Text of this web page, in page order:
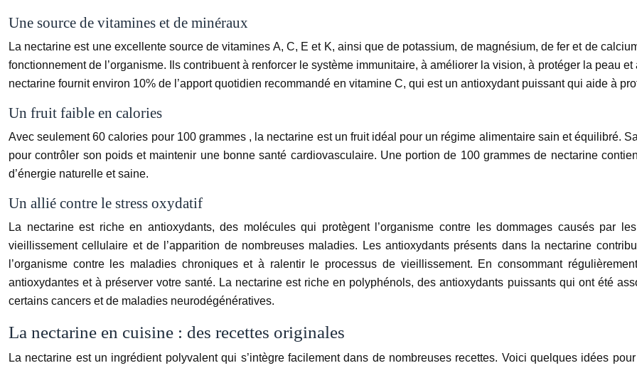
Une source de vitamines et de minéraux
La nectarine est une excellente source de vitamines A, C, E et K, ainsi que de potassium, de magnésium, de fer et de
fonctionnement de l’organisme. Ils contribuent à renforcer le système immunitaire, à améliorer la vision, à protéger la peau
nectarine fournit environ 10% de l’apport quotidien recommandé en vitamine C, qui est un antioxydant puissant qui aide à
Un fruit faible en calories
Avec seulement60 calories pour 100 grammes , la nectarine est un fruit idéal pour un régime alimentaire sain et équilibré.
pour contrôler son poids et maintenir une bonne santé cardiovasculaire. Une portion de 100 grammes de nectarine
d’énergie naturelle et saine.
Un allié contre le stress oxydatif
La nectarine est riche en antioxydants, des molécules qui protègent l’organisme contre les dommages causés par
vieillissement cellulaire et de l’apparition de nombreuses maladies. Les antioxydants présents dans la nectarine
l’organisme contre les maladies chroniques et à ralentir le processus de vieillissement. En consommant
antioxydantes et à préserver votre santé. La nectarine est riche en polyphénols, des antioxydants puissants qui ont été
certains cancers et de maladies neurodégénératives.
La nectarine en cuisine : des recettes originales
La nectarine est un ingrédient polyvalent qui s’intègre facilement dans de nombreuses recettes. Voici quelques idées